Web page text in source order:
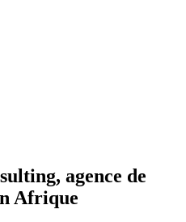
agence de
Afrique